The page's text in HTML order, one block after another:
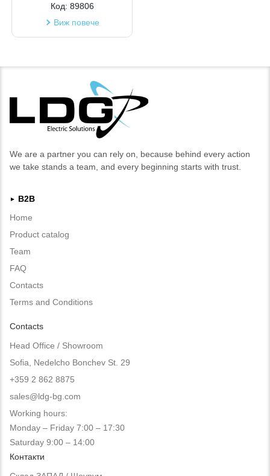
Код: 89806
Виж повече
We are a partner you can rely on, because behind every action
we take stands a team, and every beginning starts with trust.
►
B2B
Home
Product catalog
Team
FAQ
Contacts
Terms and Conditions
Contacts
Head Office / Showroom
Sofia, Nedelcho Bonchev St. 29
+359 2 862 8875
sales@ldg-bg.com
Working hours:
Monday – Friday 7:00 – 17:30
Saturday 9:00 – 14:00
Контакти